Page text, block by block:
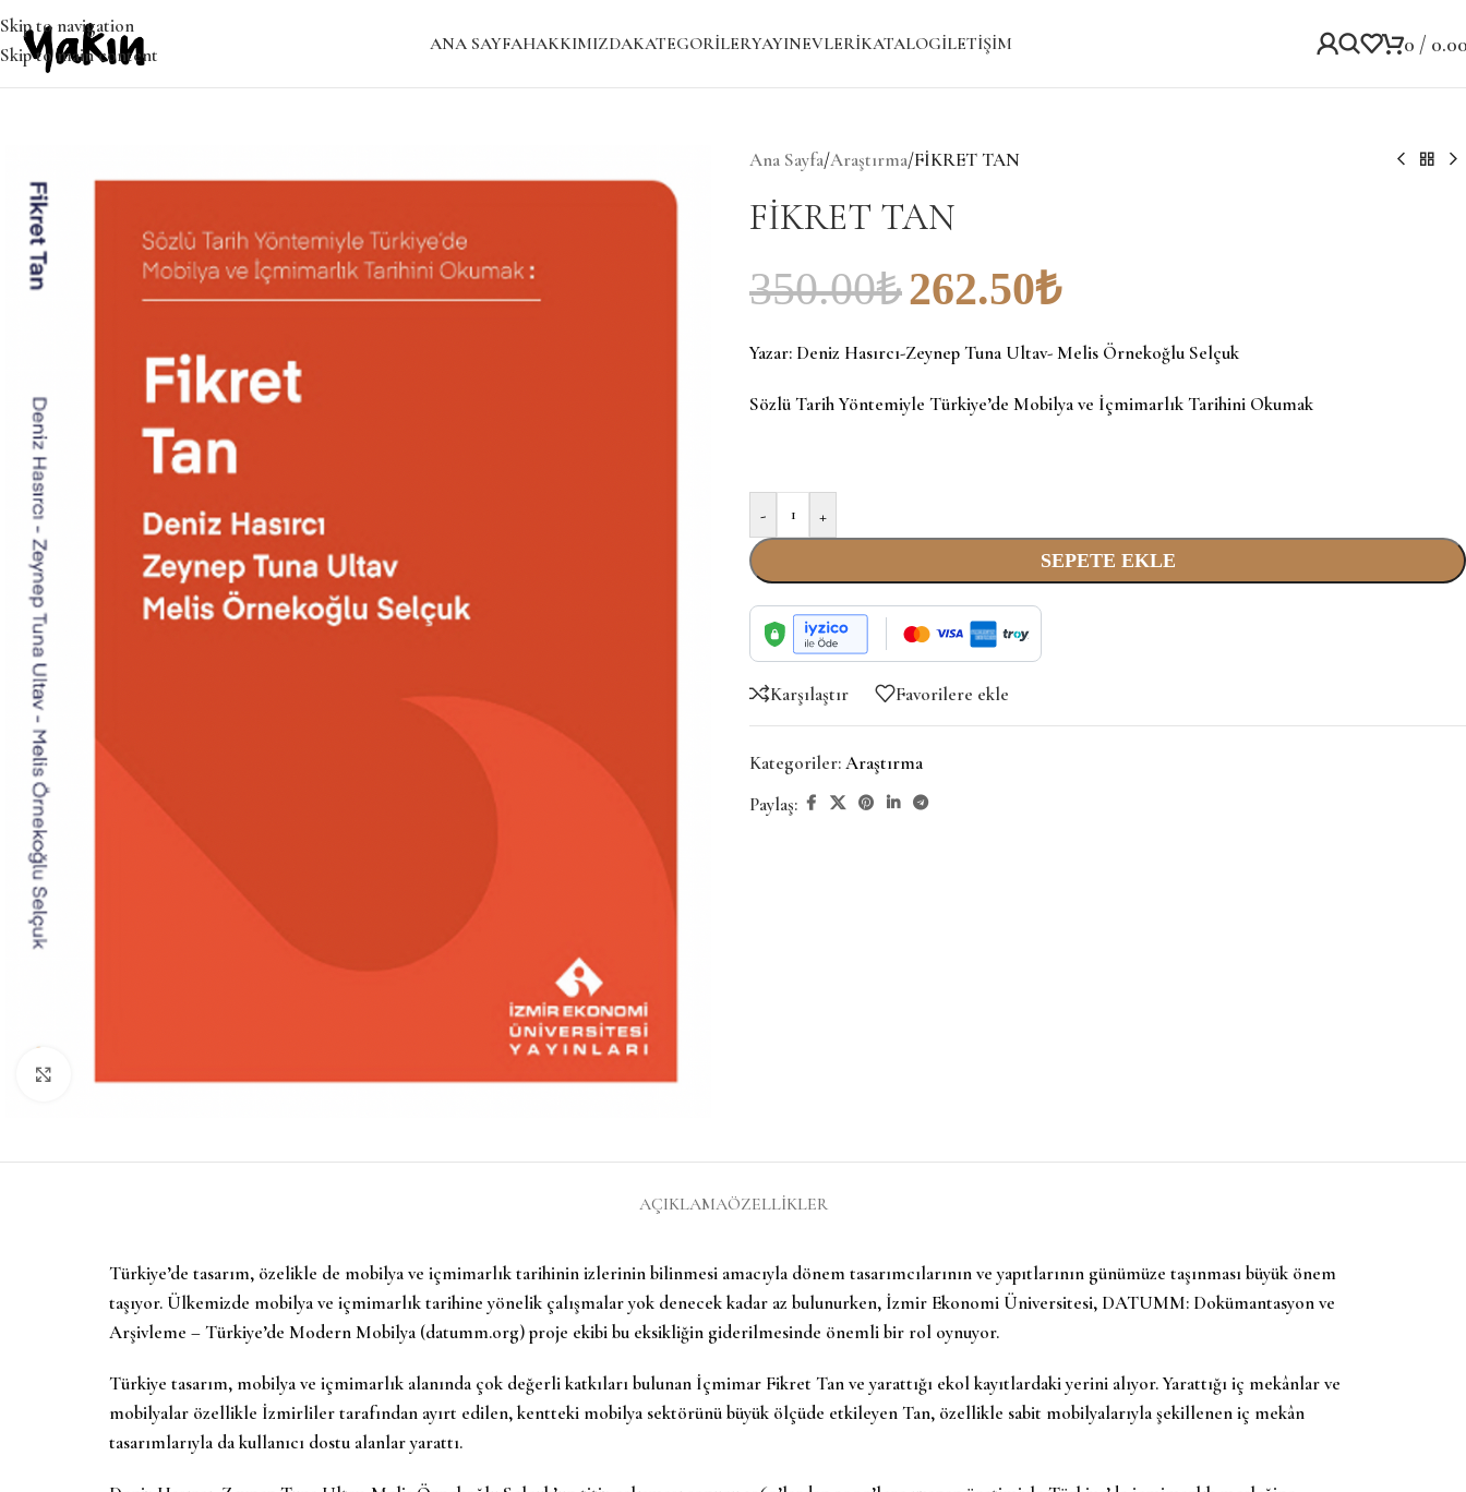
Skip to navigation
Skip to main content
ANA SAYFAHAKKIMIZDAKATEGORILERYAYINEVLERIKATALOGİLETIŞIM 0 /
Ana Sayfa/Araştırma/FİKRET TAN
FİKRET TAN
350.00₺262.50₺
Yazar: Deniz Hasırcı-Zeynep Tuna Ultav- Melis Örnekoğlu Selçuk
Sözlü Tarih Yöntemiyle Türkiye’de Mobilya ve İçmimarlık Tarihini Okumak
- +
SEPETE EKLE
Karşılaştır Favorilere ekle
Kategoriler:Araştırma
Paylaş:
AÇIKLAMAÖZELLIKLER
Türkiye’de tasarım, özelikle de mobilya ve içmimarlık tarihinin izlerinin bilinmesi amacıyla dönem tasarımcılarının ve yapıtlarının günümüze taşınması büyük önem
taşıyor. Ülkemizde mobilya ve içmimarlık tarihine yönelik çalışmalar yok denecek kadar az bulunurken, İzmir Ekonomi Üniversitesi, DATUMM: Dokümantasyon ve
Arşivleme – Türkiye’de Modern Mobilya (datumm.org) proje ekibi bu eksikliğin giderilmesinde önemli bir rol oynuyor.
Türkiye tasarım, mobilya ve içmimarlık alanında çok değerli katkıları bulunan İçmimar Fikret Tan ve yarattığı ekol kayıtlardaki yerini alıyor. Yarattığı iç mekânlar ve
mobilyalar özellikle İzmirliler tarafından ayırt edilen, kentteki mobilya sektörünü büyük ölçüde etkileyen Tan, özellikle sabit mobilyalarıyla şekillenen iç mekân
tasarımlarıyla da kullanıcı dostu alanlar yarattı.